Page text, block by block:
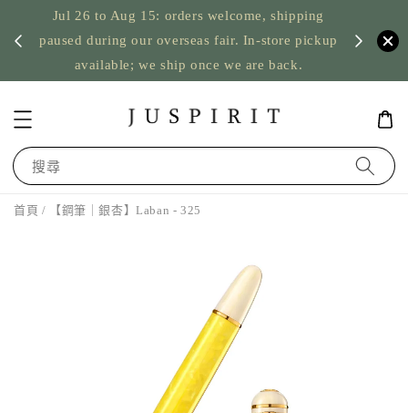
Jul 26 to Aug 15: orders welcome, shipping
paused during our overseas fair. In-store pickup
available; we ship once we are back.
US
搜尋
首頁 / 【鋼筆｜銀杏】Laban - 325